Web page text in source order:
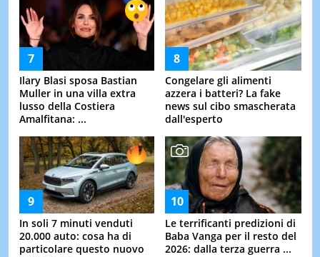
Ilary Blasi sposa Bastian
Muller in una villa extra
lusso della Costiera
Amalfitana: ...
Congelare gli alimenti
azzera i batteri? La fake
news sul cibo smascherata
dall'esperto
In soli 7 minuti venduti
20.000 auto: cosa ha di
particolare questo nuovo
Le terrificanti predizioni di
Baba Vanga per il resto del
2026: dalla terza guerra ...